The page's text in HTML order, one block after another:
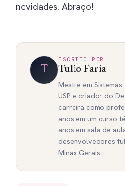
novidades. Abraço!
T
ESCRITO POR
Tulio Faria
Mestre em
USP e criador do
carreira como
anos em um curso
anos em sala de
desenvolvedores
Minas Gerais.